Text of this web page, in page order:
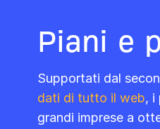
Piani e
Supportati dal
dati di tutto il web, i
grandi imprese a